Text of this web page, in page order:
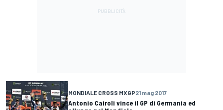
MONDIALE CROSS MXGP21 mag 2017
Antonio Cairoli vince il GP di Germania ed